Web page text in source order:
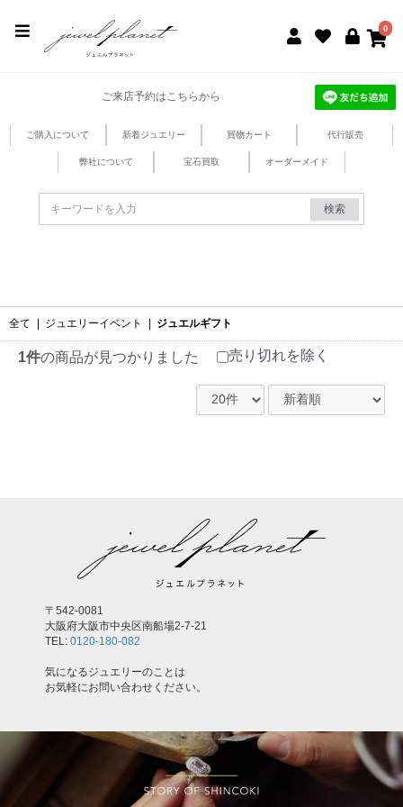
0
ご来店予約はこちらから
ご購入について 新着ジュエリー 買物カート 代行販売
弊社について 宝石買取 オーダーメイド
検索
全て ジュエリーイベント ジュエルギフト
1件の商品が見つかりました 売り切れを除く
お買い物を続ける
〒542-0081
大阪府大阪市中央区南船場2-7-21
TEL: 0120-180-082
気になるジュエリーのことは
お気軽にお問い合わせください。